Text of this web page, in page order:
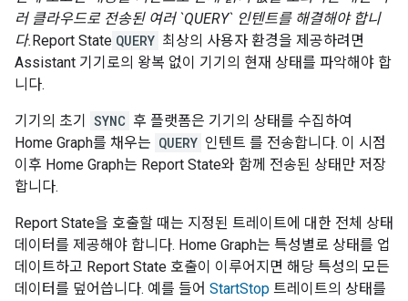
러 클라우드로 전송된 여러 `QUERY` 인텐트를 해결해야 합니
다.Report State QUERY 최상의 사용자 환경을 제공하려면
Assistant 기기로의 왕복 없이 기기의 현재 상태를 파악해야 합
니다.
기기의 초기 SYNC 후 플랫폼은 기기의 상태를 수집하여
Home Graph를 채우는 QUERY 인텐트 를 전송합니다. 이 시점
이후 Home Graph는 Report State와 함께 전송된 상태만 저장
합니다.
Report State을 호출할 때는 지정된 트레이트에 대한 전체 상태
데이터를 제공해야 합니다. Home Graph는 특성별로 상태를 업
데이트하고 Report State 호출이 이루어지면 해당 특성의 모든
데이터를 덮어씁니다. 예를 들어 StartStop 트레이트의 상태를